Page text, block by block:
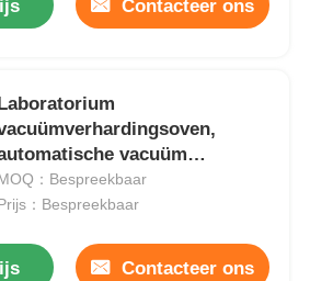
Contacteer ons
vacuüm
stabiel
：Bespreekbaar
：Bespreekbaar
Contacteer ons